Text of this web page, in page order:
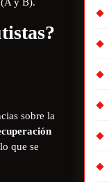
sobre la
que se